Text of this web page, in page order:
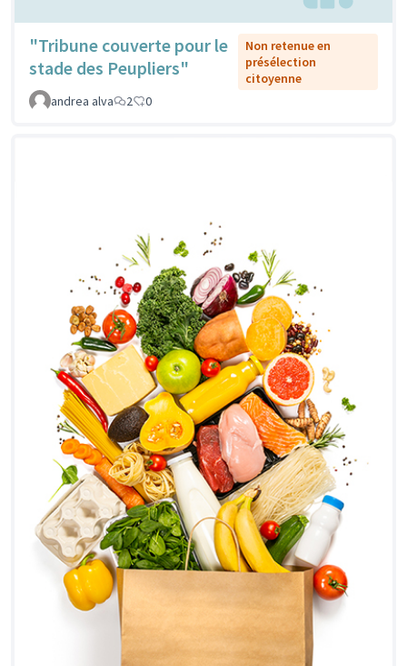
"Tribune couverte pour le
stade des Peupliers"
Non retenue en
présélection
citoyenne
andrea alva
2 0